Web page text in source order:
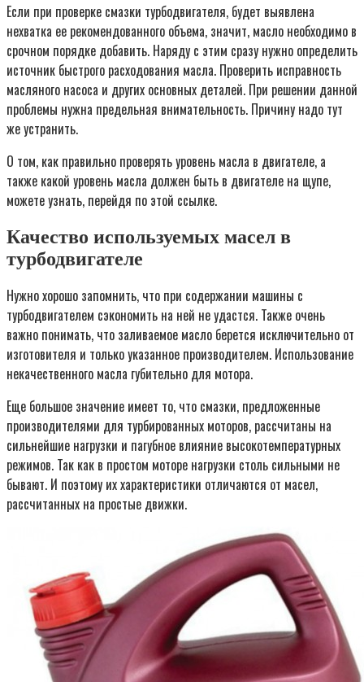
Если при проверке смазки турбодвигателя, будет выявлена
нехватка ее рекомендованного объема, значит, масло необходимо в
срочном порядке добавить. Наряду с этим сразу нужно определить
источник быстрого расходования масла. Проверить исправность
масляного насоса и других основных деталей. При решении данной
проблемы нужна предельная внимательность. Причину надо тут
же устранить.
О том, как правильно проверять уровень масла в двигателе, а
также какой уровень масла должен быть в двигателе на щупе,
можете узнать, перейдя по этой ссылке.
Качество используемых масел в
турбодвигателе
Нужно хорошо запомнить, что при содержании машины с
турбодвигателем сэкономить на ней не удастся. Также очень
важно понимать, что заливаемое масло берется исключительно от
изготовителя и только указанное производителем. Использование
некачественного масла губительно для мотора.
Еще большое значение имеет то, что смазки, предложенные
производителями для турбированных моторов, рассчитаны на
сильнейшие нагрузки и пагубное влияние высокотемпературных
режимов. Так как в простом моторе нагрузки столь сильными не
бывают. И поэтому их характеристики отличаются от масел,
рассчитанных на простые движки.